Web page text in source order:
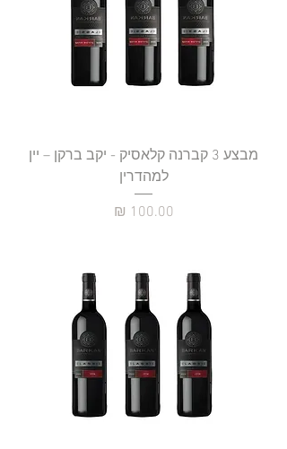
מבצע 3 קברנה קלאסיק - יקב ברקן – יין
למהדרין
מחיר